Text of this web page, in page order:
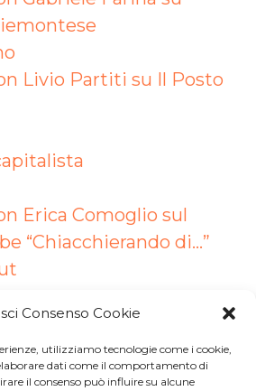
Consenso Cookie
utilizziamo tecnologie come i cookie,
dati come il comportamento di
il consenso può influire su alcune
Livio Partiti su Il Posto
Erica Comoglio sul
“Chiacchierando di…”
aMacondo Post, la